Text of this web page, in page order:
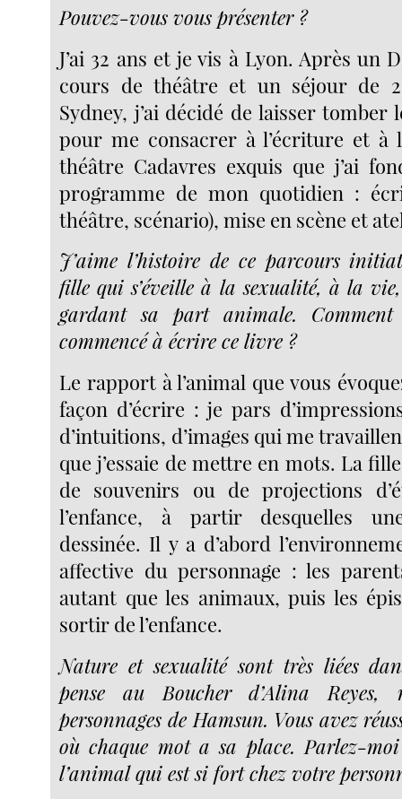
Pouvez-vous vous présenter ?
J’ai 32 ans et je vis à Lyon. Après un
cours de théâtre et un séjour de
Sydney, j’ai décidé de laisser tomber
pour me consacrer à l’écriture et à
théâtre Cadavres exquis que j’ai
programme de mon quotidien :
théâtre, scénario), mise en scène et
J’aime l’histoire de ce parcours
fille qui s’éveille à la sexualité, à la
gardant sa part animale. Comment
commencé à écrire ce livre ?
Le rapport à l’animal que vous
façon d’écrire : je pars
d’intuitions, d’images qui me
que j’essaie de mettre en mots. La
de souvenirs ou de projections
l’enfance, à partir desquelles
dessinée. Il y a d’abord
affective du personnage : les
autant que les animaux, puis les
sortir de l’enfance.
Nature et sexualité sont très liées
pense au Boucher d’Alina
personnages de Hamsun. Vous avez
où chaque mot a sa place. Parlez-
l’animal qui est si fort chez votre